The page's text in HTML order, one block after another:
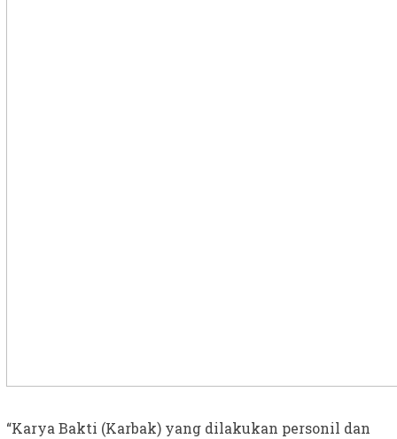
“Karya Bakti (Karbak) yang dilakukan personil dan